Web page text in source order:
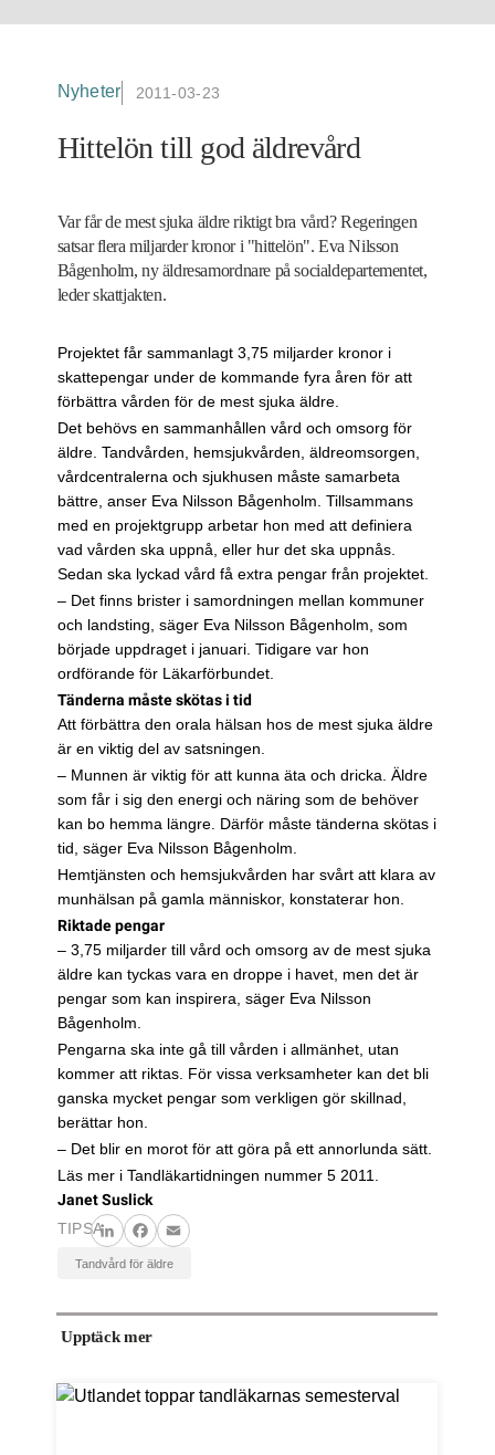
Nyheter 2011-03-23
Hittelön till god äldrevård
Var får de mest sjuka äldre riktigt bra vård? Regeringen
satsar flera miljarder kronor i "hittelön". Eva Nilsson
Bågenholm, ny äldresamordnare på socialdepartementet,
leder skattjakten.
Projektet får sammanlagt 3,75 miljarder kronor i
skattepengar under de kommande fyra åren för att
förbättra vården för de mest sjuka äldre.
Det behövs en sammanhållen vård och omsorg för
äldre. Tandvården, hemsjukvården, äldreomsorgen,
vårdcentralerna och sjukhusen måste samarbeta
bättre, anser Eva Nilsson Bågenholm. Tillsammans
med en projektgrupp arbetar hon med att definiera
vad vården ska uppnå, eller hur det ska uppnås.
Sedan ska lyckad vård få extra pengar från projektet.
– Det finns brister i samordningen mellan kommuner
och landsting, säger Eva Nilsson Bågenholm, som
började uppdraget i januari. Tidigare var hon
ordförande för Läkarförbundet.
Tänderna måste skötas i tid
Att förbättra den orala hälsan hos de mest sjuka äldre
är en viktig del av satsningen.
– Munnen är viktig för att kunna äta och dricka. Äldre
som får i sig den energi och näring som de behöver
kan bo hemma längre. Därför måste tänderna skötas i
tid, säger Eva Nilsson Bågenholm.
Hemtjänsten och hemsjukvården har svårt att klara av
munhälsan på gamla människor, konstaterar hon.
Riktade pengar
– 3,75 miljarder till vård och omsorg av de mest sjuka
äldre kan tyckas vara en droppe i havet, men det är
pengar som kan inspirera, säger Eva Nilsson
Bågenholm.
Pengarna ska inte gå till vården i allmänhet, utan
kommer att riktas. För vissa verksamheter kan det bli
ganska mycket pengar som verkligen gör skillnad,
berättar hon.
– Det blir en morot för att göra på ett annorlunda sätt.
Läs mer i Tandläkartidningen nummer 5 2011.
Janet Suslick
TIPSA
LinkedInFacebook
Email
tandvård för äldre
Upptäck mer